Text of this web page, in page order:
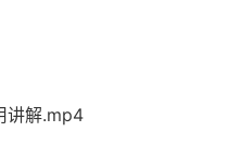
讲解.mp4